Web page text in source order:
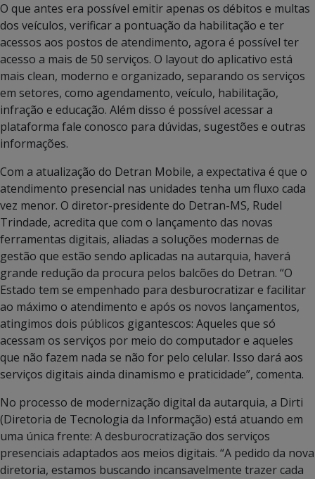
O que antes era possível emitir apenas os débitos e multas
dos veículos, verificar a pontuação da habilitação e ter
acessos aos postos de atendimento, agora é possível ter
acesso a mais de 50 serviços. O layout do aplicativo está
mais clean, moderno e organizado, separando os serviços
em setores, como agendamento, veículo, habilitação,
infração e educação. Além disso é possível acessar a
plataforma fale conosco para dúvidas, sugestões e outras
informações.
Com a atualização do Detran Mobile, a expectativa é que o
atendimento presencial nas unidades tenha um fluxo cada
vez menor. O diretor-presidente do Detran-MS, Rudel
Trindade, acredita que com o lançamento das novas
ferramentas digitais, aliadas a soluções modernas de
gestão que estão sendo aplicadas na autarquia, haverá
grande redução da procura pelos balcões do Detran. “O
Estado tem se empenhado para desburocratizar e facilitar
ao máximo o atendimento e após os novos lançamentos,
atingimos dois públicos gigantescos: Aqueles que só
acessam os serviços por meio do computador e aqueles
que não fazem nada se não for pelo celular. Isso dará aos
serviços digitais ainda dinamismo e praticidade”, comenta.
No processo de modernização digital da autarquia, a Dirti
(Diretoria de Tecnologia da Informação) está atuando em
uma única frente: A desburocratização dos serviços
presenciais adaptados aos meios digitais. “A pedido da nova
diretoria, estamos buscando incansavelmente trazer cada